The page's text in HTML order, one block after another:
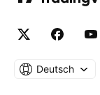
Deutsch